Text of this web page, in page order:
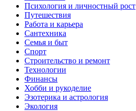
Психология и личностный рост
Путешествия
Работа и карьера
Сантехника
Семья и быт
Спорт
Строительство и ремонт
Технологии
Финансы
Хобби и рукоделие
Эзотерика и астрология
Экология